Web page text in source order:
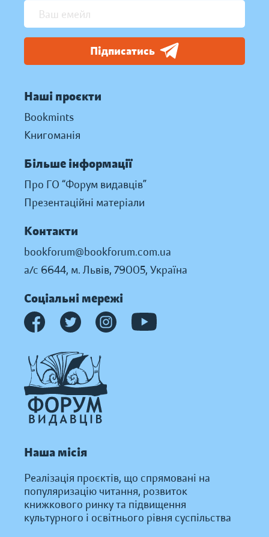
Підписатись
Наші проєкти
Bookmints
Книгоманія
Більше інформації
Про ГО “Форум видавців”
Презентаційні матеріали
Контакти
bookforum@bookforum.com.ua
а/с 6644, м. Львів, 79005, Україна
Соціальні мережі
Наша місія
Реалізація проєктів, що спрямовані на
популяризацію читання, розвиток
книжкового ринку та підвищення
культурного і освітнього рівня суспільства